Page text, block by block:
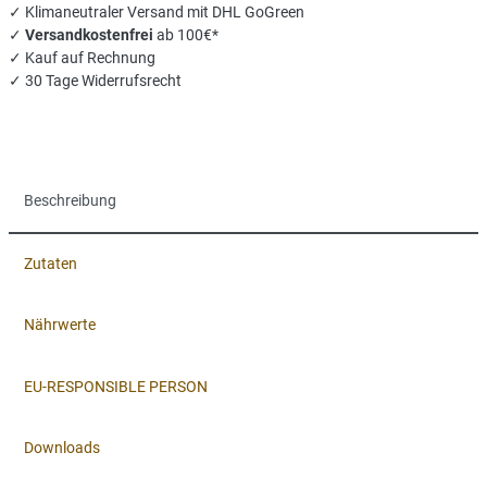
✓ Klimaneutraler Versand mit DHL GoGreen
✓ Versandkostenfrei ab 100€*
✓ Kauf auf Rechnung
✓ 30 Tage Widerrufsrecht
Beschreibung
Zutaten
Nährwerte
EU-RESPONSIBLE PERSON
Downloads